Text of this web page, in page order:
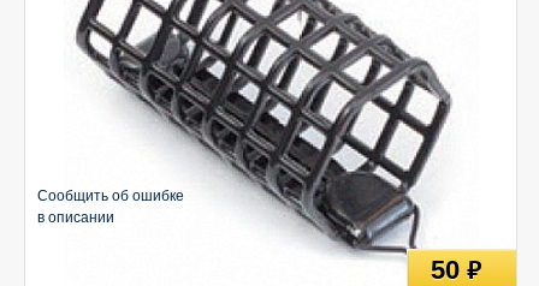
Сообщить об ошибке
в описании
50руб